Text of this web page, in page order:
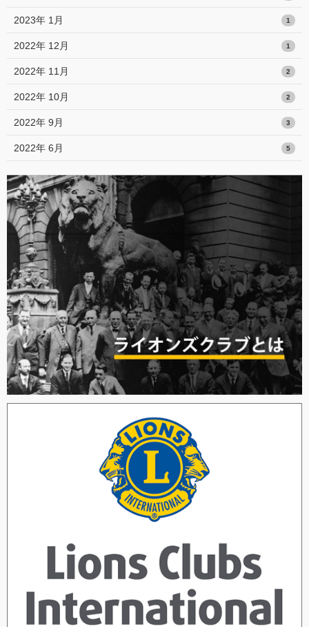
2023年 1月 1
2022年 12月 1
2022年 11月 2
2022年 10月 2
2022年 9月 3
2022年 6月 5